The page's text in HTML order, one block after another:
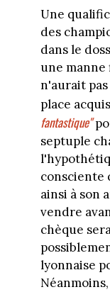
Une
des
dans le
une
n'aurait
place
fantastique"
septuple
consciente
ainsi à son
vendre
chèque
lyonnaise